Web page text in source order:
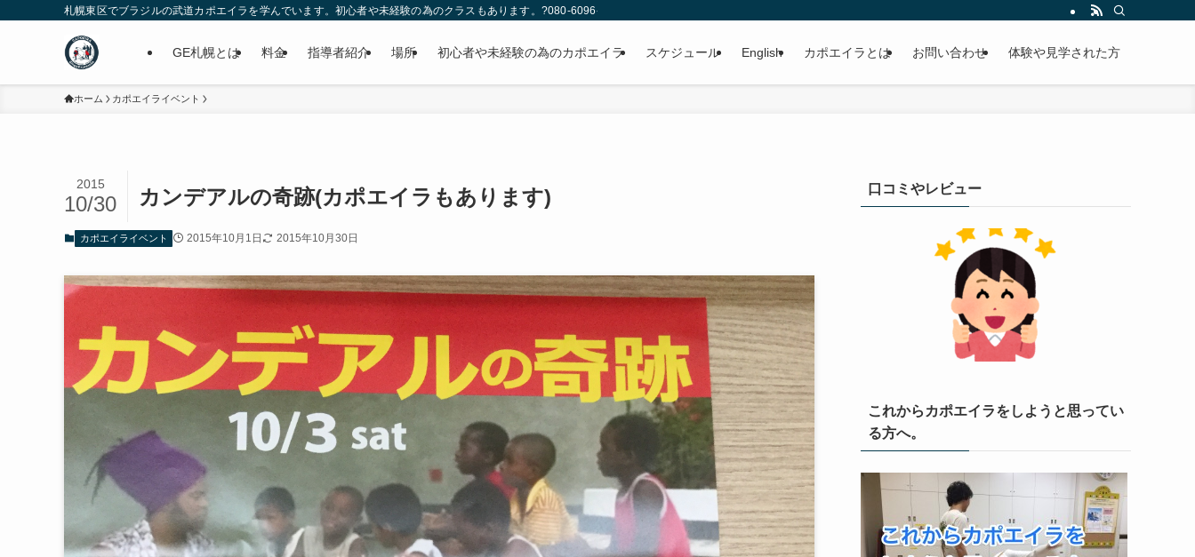
札幌東区でブラジルの武道カポエイラを学んでいます。初心者や未経験の為のクラスもあります。?080-6096-4346
GE札幌とは 料金 指導者紹介 場所 初心者や未経験の為のカポエイラ スケジュール English カポエイラとは お問い合わせ 体験や見学された方
ホーム カポエイライベント
カンデアルの奇跡(カポエイラもあります)
2015
10/30
カポエイライベント 2015年10月1日 2015年10月30日
口コミやレビュー
これからカポエイラをしようと思ってい
る方へ。